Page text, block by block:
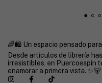
🌈🛍️ Un espacio pensado
Desde artículos de librería
irresistibles, en Puercoespín
enamorar a primera vista. ✨🐻